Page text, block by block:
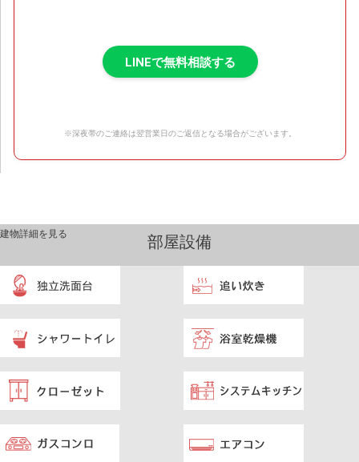
LINEで無料相談する
※深夜帯のご連絡は翌営業日のご返信となる場合がございます。
部屋設備
建物詳細を見る